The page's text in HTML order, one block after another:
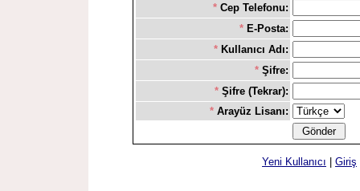
* Cep Telefonu:
* E-Posta:
* Kullanıcı Adı:
* Şifre:
* Şifre (Tekrar):
* Arayüz Lisanı:
Yeni Kullanıcı | Giriş